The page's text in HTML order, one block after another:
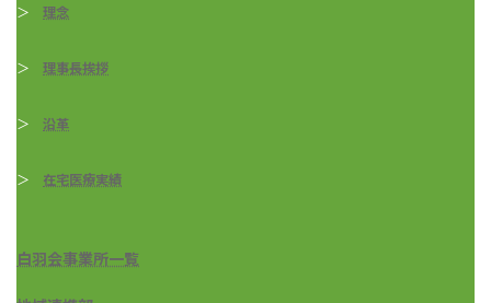
＞ 理念
＞ 理事長挨拶
＞ 沿革
＞ 在宅医療実績
白羽会事業所一覧